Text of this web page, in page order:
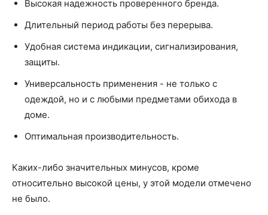
Высокая надежность проверенного бренда.
Длительный период работы без перерыва.
Удобная система индикации, сигнализирования,
защиты.
Универсальность применения - не только с
одеждой, но и с любыми предметами обихода в
доме.
Оптимальная производительность.
Каких-либо значительных минусов, кроме
относительно высокой цены, у этой модели отмечено
не было.